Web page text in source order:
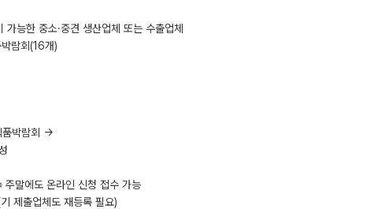
능한 중소·중견 생산업체 또는 수출업체
람회(16개)
박람회 →
말에도 온라인 신청 접수 가능
제출업체도 재등록 필요)